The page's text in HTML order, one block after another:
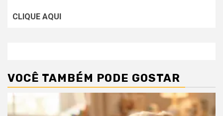
CLIQUE AQUI
VOCÊ TAMBÉM PODE GOSTAR